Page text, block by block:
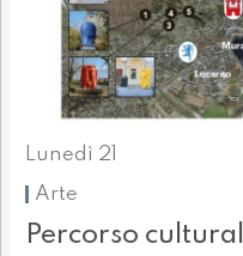
Lunedì 21
Arte
Percorso